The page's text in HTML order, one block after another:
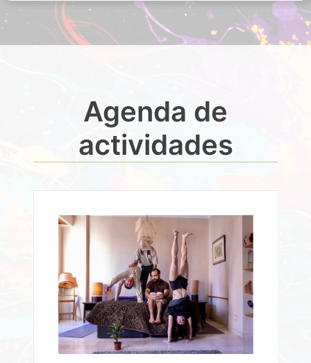
Agenda de
actividades